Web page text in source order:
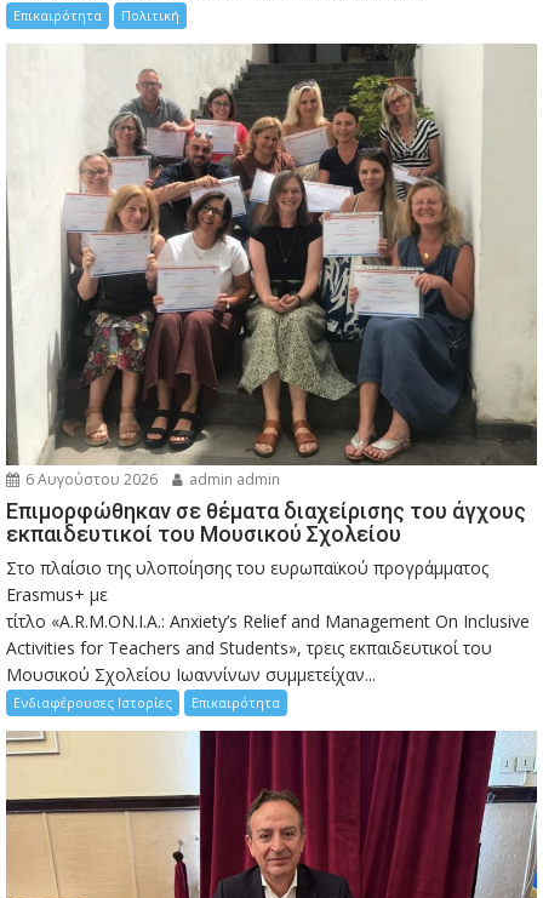
Επικαιρότητα Πολιτική
6 Αυγούστου 2026 admin admin
Eπιμορφώθηκαν σε θέματα διαχείρισης του άγχους
εκπαιδευτικοί του Μουσικού Σχολείου
Στο πλαίσιο της υλοποίησης του ευρωπαϊκού προγράμματος
Erasmus+ με
τίτλο «A.R.M.ON.I.A.: Anxiety’s Relief and Management On Inclusive
Activities for Teachers and Students», τρεις εκπαιδευτικοί του
Μουσικού Σχολείου Ιωαννίνων συμμετείχαν...
Ενδιαφέρουσες Ιστορίες Επικαιρότητα